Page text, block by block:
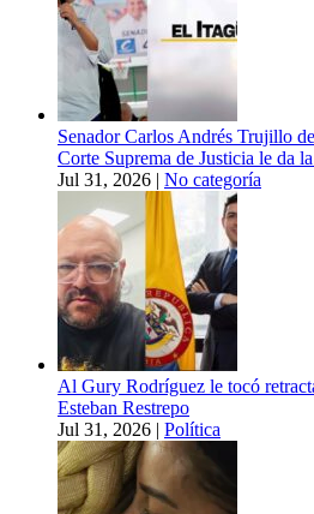
Senador Carlos Andrés Trujillo
Corte Suprema de Justicia le da
Jul 31, 2026 | No categoría
Al Gury Rodríguez le tocó
Esteban Restrepo
Jul 31, 2026 | Política